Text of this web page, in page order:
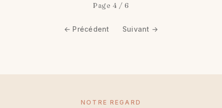
Page 4 / 6
← Précédent Suivant →
NOTRE REGARD